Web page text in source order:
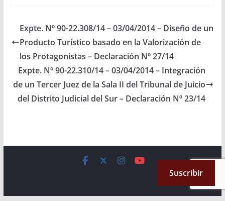
Comisión de Justicia,
Acuerdos y
Designaciones).
Acordado el
27/11/2014
Expte. Nº 90-22.308/14 – 03/04/2014 – Diseño de un
Producto Turístico basado en la Valorización de
los Protagonistas – Declaración Nº 27/14
Expte. Nº 90-22.310/14 – 03/04/2014 – Integración
de un Tercer Juez de la Sala II del Tribunal de Juicio
del Distrito Judicial del Sur – Declaración Nº 23/14
. All rights reserved.
by ThemeGrill. Powered byWordPress.
Suscribir